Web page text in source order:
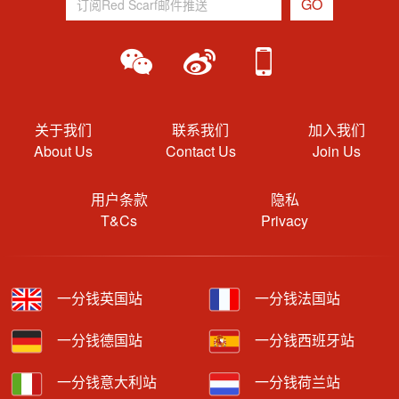
关于我们
About Us
联系我们
Contact Us
加入我们
Join Us
用户条款
T&Cs
隐私
Privacy
一分钱英国站 一分钱法国站
一分钱德国站 一分钱西班牙站
一分钱意大利站 一分钱荷兰站